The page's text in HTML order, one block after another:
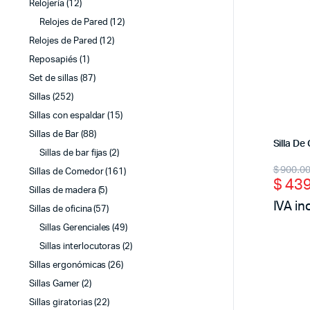
Silla De
$
price
was:
$
price
is:
IVA
Relojería (12)
Relojes de Pared (12)
Relojes de Pared (12)
Reposapiés (1)
Set de sillas (87)
Sillas (252)
Sillas con espaldar (15)
Sillas de Bar (88)
Sillas de bar fijas (2)
Sillas de Comedor (161)
Sillas de madera (5)
Sillas de oficina (57)
Sillas Gerenciales (49)
Sillas interlocutoras (2)
Sillas ergonómicas (26)
Sillas Gamer (2)
Sillas giratorias (22)